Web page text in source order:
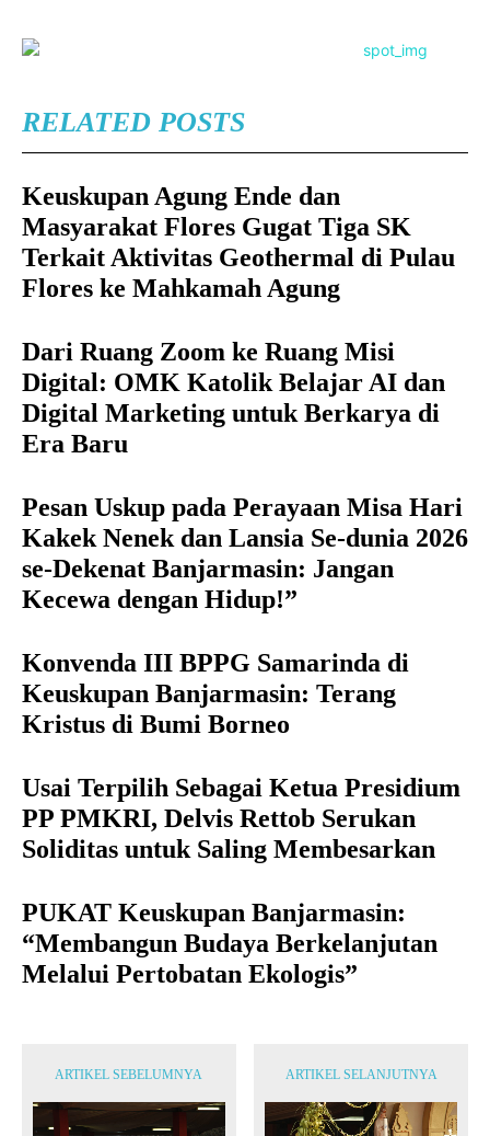
RELATED POSTS
Keuskupan Agung Ende dan
Masyarakat Flores Gugat Tiga SK
Terkait Aktivitas Geothermal di Pulau
Flores ke Mahkamah Agung
Dari Ruang Zoom ke Ruang Misi
Digital: OMK Katolik Belajar AI dan
Digital Marketing untuk Berkarya di
Era Baru
Pesan Uskup pada Perayaan Misa Hari
Kakek Nenek dan Lansia Se-dunia 2026
se-Dekenat Banjarmasin: Jangan
Kecewa dengan Hidup!”
Konvenda III BPPG Samarinda di
Keuskupan Banjarmasin: Terang
Kristus di Bumi Borneo
Usai Terpilih Sebagai Ketua Presidium
PP PMKRI, Delvis Rettob Serukan
Soliditas untuk Saling Membesarkan
PUKAT Keuskupan Banjarmasin:
“Membangun Budaya Berkelanjutan
Melalui Pertobatan Ekologis”
ARTIKEL SEBELUMNYA ARTIKEL SELANJUTNYA